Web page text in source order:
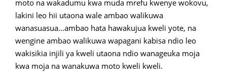
moto na wakadumu kwa muda mrefu kwenye wokovu,
lakini leo hii utaona wale ambao walikuwa
wanasuasua…ambao hata hawakujua kweli yote, na
wengine ambao walikuwa wapagani kabisa ndio leo
wakisikia injili ya kweli utaona ndio wanageuka moja
kwa moja na wanakuwa moto kweli kweli.